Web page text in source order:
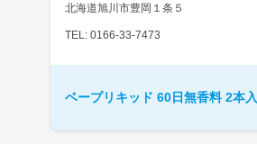
北海道旭川市豊岡１条５
TEL: 0166-33-7473
ベープリキッド 60日無香料 2本入